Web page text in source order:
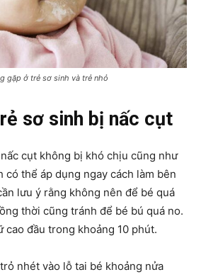
gặp ở trẻ sơ sinh và trẻ nhỏ
sơ sinh bị nấc cụt
cụt không bị khó chịu cũng như
có thể áp dụng ngay cách làm bên
lưu ý rằng không nên để bé quá
thời cũng tránh để bé bú quá no.
cao đầu trong khoảng 10 phút.
nhét vào lỗ tai bé khoảng nửa